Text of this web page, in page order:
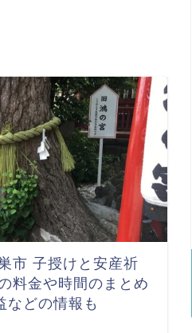
市 子授けと安産祈
料金や時間のまとめ
などの情報も